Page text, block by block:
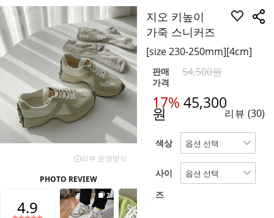
지오 키높이
가죽 스니커즈
[size 230-250mm][4cm]
판매
가격
54,500원
17% 45,300
원 리뷰 (30)
색상
사이
즈